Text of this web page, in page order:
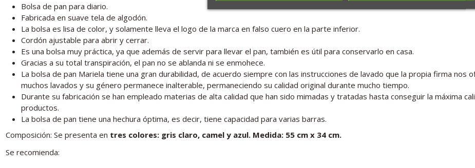
Bolsa de pan para diario.
Fabricada en suave tela de algodón.
La bolsa es lisa de color, y solamente lleva el logo de la marca en falso cuero en la parte inferior.
Cordón ajustable para abrir y cerrar.
Es una bolsa muy práctica, ya que además de servir para llevar el pan, también es útil para conservarlo en casa.
Gracias a su total transpiración, el pan no se ablanda ni se enmohece.
La bolsa de pan Mariela tiene una gran durabilidad, de acuerdo siempre con las instrucciones de lavado que la propia firma
muchos lavados y su género permanece inalterable, permaneciendo su calidad original durante mucho tiempo.
Durante su fabricación se han empleado materias de alta calidad que han sido mimadas y tratadas hasta conseguir la máxima
productos.
La bolsa de pan tiene una hechura óptima, es decir, tiene capacidad para varias barras.
Composición: Se presenta en tres colores: gris claro, camel y azul. Medida: 55 cm x 34 cm.
Se recomienda: